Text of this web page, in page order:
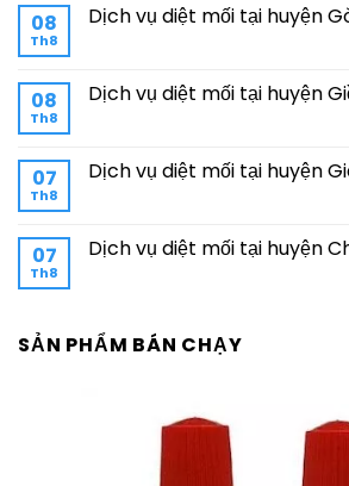
08
Th8
Dịch vụ diệt mối tại huyện
08
Th8
Dịch vụ diệt mối tại huyện
07
Th8
Dịch vụ diệt mối tại huyện
07
Th8
Dịch vụ diệt mối tại huyện
SẢN PHẨM BÁN CHẠY